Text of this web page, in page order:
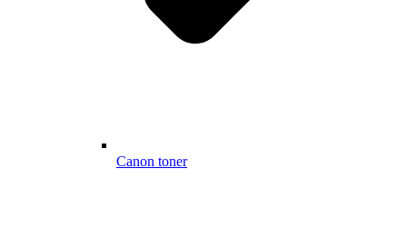
Canon toner